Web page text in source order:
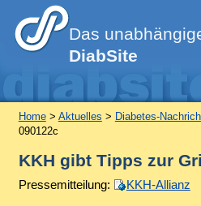
Das
DiabSite
Home> Aktuelles > Diabetes-
090122c
KKH gibt Tipps zur
Pressemitteilung: KKH-Allianz